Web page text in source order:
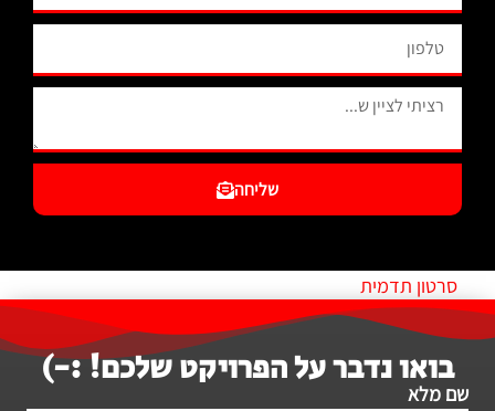
שליחה
סרטון תדמית
בואו נדבר על הפרויקט שלכם! :-)
שם מלא